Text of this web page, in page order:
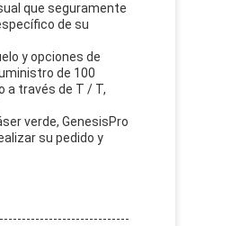
que seguramente
de su
y opciones de
de 100
a través de T / T,
verde, GenesisPro
su pedido y